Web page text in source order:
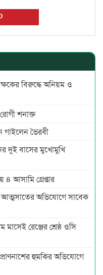
বিরুদ্ধে অনিয়ম ও
শনাক্ত
গাইলেন ভৈরবী
দুই বাসের মুখোমুখি
আসামি গ্রেপ্তার
অভিযোগে সাবেক
রেঞ্জের শ্রেষ্ঠ ওসি
হুমকির অভিযোগে